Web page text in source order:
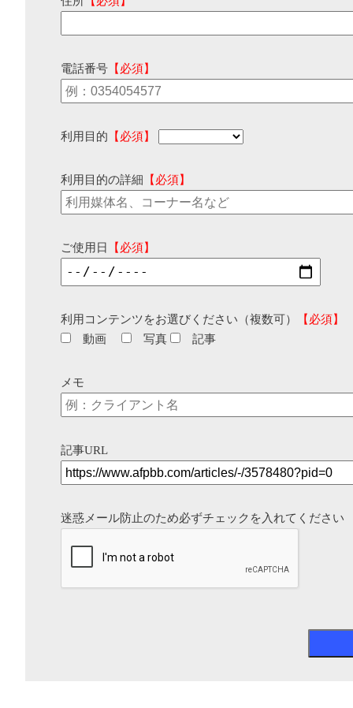
電話番号 【必須】
利用目的 【必須】
利用目的の詳細 【必須】
ご使用日 【必須】
利用コンテンツをお選びください（複数可）
【必須】
動画
写真 記事
メモ
記事URL
迷惑メール防止のため必ずチェックを入れてください